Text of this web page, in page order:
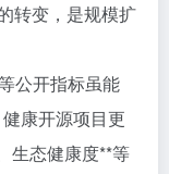
转变，是规模扩
公开指标虽能
康开源项目更
生态健康度**等